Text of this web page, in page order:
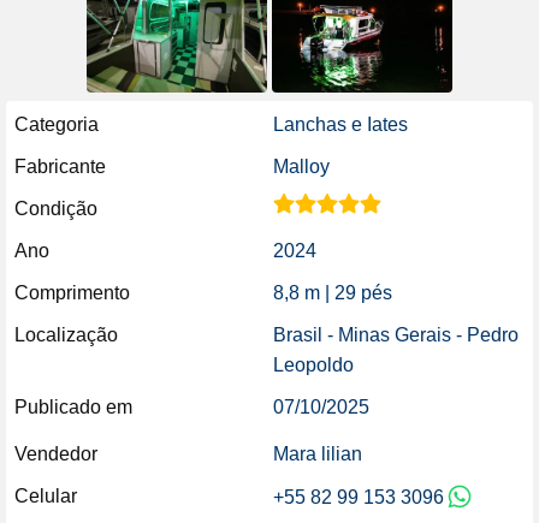
Categoria Lanchas e Iates
Fabricante Malloy
Condição
Ano 2024
Comprimento 8,8 m | 29 pés
Localização
Brasil - Minas Gerais - Pedro
Leopoldo
Publicado em 07/10/2025
Vendedor Mara lilian
Celular +55 82 99 153 3096